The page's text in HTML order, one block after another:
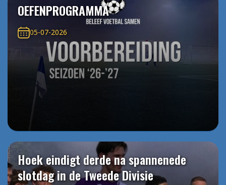
OEFENPROGRAMMA
05-07-2026
Hoek eindigt derde na spannenede
slotdag in de Tweede Divisie